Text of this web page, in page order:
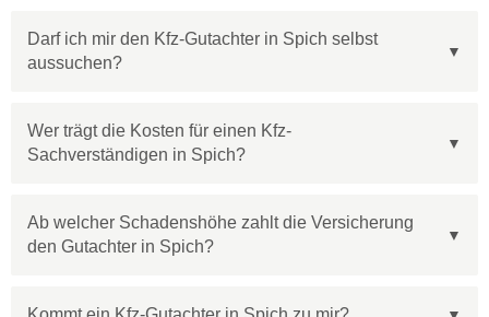
Darf ich mir den Kfz-Gutachter in Spich selbst
aussuchen?
Wer trägt die Kosten für einen Kfz-
Sachverständigen in Spich?
Ab welcher Schadenshöhe zahlt die Versicherung
den Gutachter in Spich?